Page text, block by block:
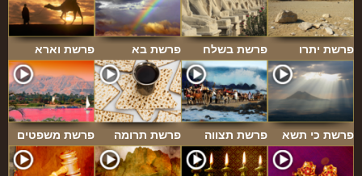
פרשת וארא פרשת בא פרשת בשלח פרשת יתרו
פרשת משפטים פרשת תרומה פרשת תצווה פרשת כי תשא